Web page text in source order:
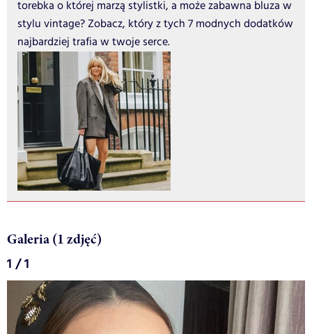
torebka o której marzą stylistki, a może zabawna bluza w
stylu vintage? Zobacz, który z tych 7 modnych dodatków
najbardziej trafia w twoje serce.
Galeria (1 zdjęć)
1 / 1